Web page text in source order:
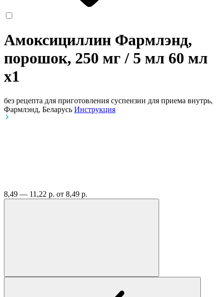
Амоксициллин Фармлэнд,
порошок, 250 мг / 5 мл 60 мл
x1
без рецепта для приготовления суспензии для приема внутрь,
Фармлэнд, Беларусь Инструкция
8,49 — 11,22 р. от 8,49 р.